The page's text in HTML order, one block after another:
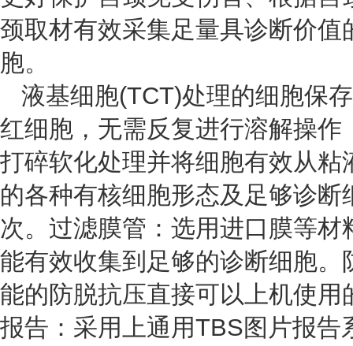
颈取材有效采集足量具诊断价
胞。
液基细胞(TCT)处理的细胞保
红细胞，无需反复进行溶解操
打碎软化处理并将细胞有效从
的各种有核细胞形态及足够诊
次。过滤膜管：选用进口膜等
能有效收集到足够的诊断细胞
能的防脱抗压直接可以上机使
报告：采用上通用TBS图片报